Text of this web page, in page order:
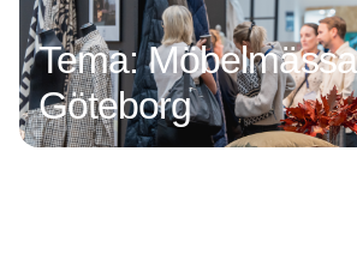
Tema:
Göteborg